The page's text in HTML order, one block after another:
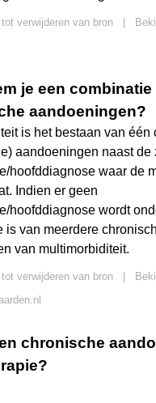
verwijderen van bron
je een combinatie
aandoeningen?
is het bestaan van één
aandoeningen naast de
hoofddiagnose waar de
Indien er geen
hoofddiagnose wordt
is van meerdere
van multimorbiditeit.
verwijderen van bron
chronische